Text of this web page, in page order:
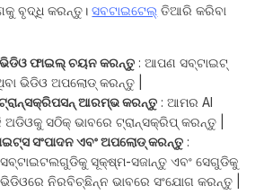
ବୃଦ୍ଧି କରନ୍ତୁ।ସବଟାଇଟେଲ୍ ତିଆରି କରିବା
ଫାଇଲ୍ ଚୟନ କରନ୍ତୁ : ଆପଣ ସବ୍ଟାଇଟ୍
ଭିଡିଓ ଅପଲୋଡ୍ କରନ୍ତୁ |
ଟ୍ରାନ୍ସକ୍ରିପସନ୍ ଆରମ୍ଭ କରନ୍ତୁ : ଆମର AI
ସଠିକ୍ ଭାବରେ ଟ୍ରାନ୍ସକ୍ରିପ୍ କରନ୍ତୁ |
ସଂପାଦନ ଏବଂ ଅପଲୋଡ୍ କରନ୍ତୁ :
ସୂକ୍ଷ୍ମ-ସଜାନ୍ତୁ ଏବଂ ସେଗୁଡିକୁ
ନିରବିଚ୍ଛିନ୍ନ ଭାବରେ ସଂଯୋଗ କରନ୍ତୁ |